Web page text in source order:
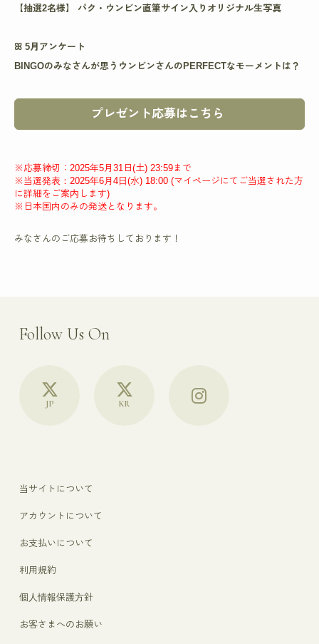
【抽選2名様】 パク・ウンビン直筆サイン入りオリジナル生写真
ꕤ 5月アンケート
BINGOのみなさんが思うウンビンさんのPERFECTなモーメントは？
プレゼント応募はこちら
※応募締切：2025年5月31日(土) 23:59まで
※当選発表：2025年6月4日(水) 18:00 (マイページにてご当選された方
に詳細をご案内します)
※日本国内のみの発送となります。
みなさんのご応募お待ちしております！
Follow Us On
JP KR
当サイトについて
アカウントについて
お支払いについて
利用規約
個人情報保護方針
お客さまへのお願い